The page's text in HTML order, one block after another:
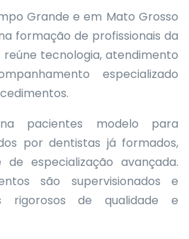
Grande e em Mato Grosso
formação de profissionais da
reúne tecnologia, atendimento
especializado
pacientes modelo para
por dentistas já formados,
especialização avançada.
são supervisionados e
rigorosos de qualidade e